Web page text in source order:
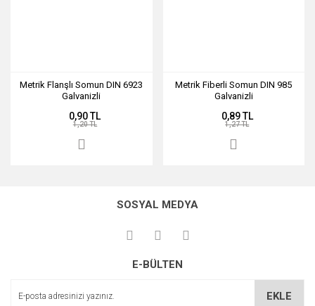
Metrik Flanşlı Somun DIN 6923
Galvanizli
0,90 TL
1,20 TL
Metrik Fiberli Somun DIN 985
Galvanizli
0,89 TL
1,27 TL
SOSYAL MEDYA
E-BÜLTEN
EKLE